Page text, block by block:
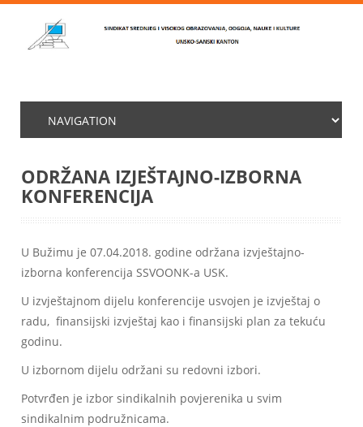
ODRŽANA IZJEŠTAJNO-IZBORNA
KONFERENCIJA
U Bužimu je 07.04.2018. godine održana izvještajno-
izborna konferencija SSVOONK-a USK.
U izvještajnom dijelu konferencije usvojen je izvještaj o
radu, finansijski izvještaj kao i finansijski plan za tekuću
godinu.
U izbornom dijelu održani su redovni izbori.
Potvrđen je izbor sindikalnih povjerenika u svim
sindikalnim podružnicama.